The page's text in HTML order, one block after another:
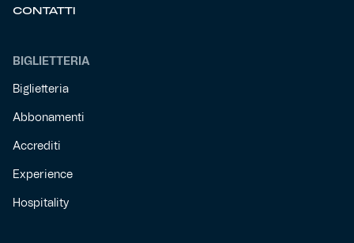
CONTATTI
BIGLIETTERIA
Biglietteria
Abbonamenti
Accrediti
Experience
Hospitality